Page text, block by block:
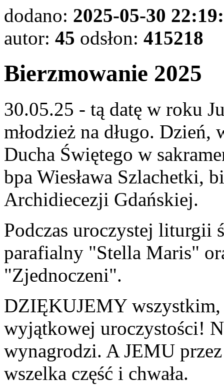
dodano: 2025-05-30
autor: 45 odsłon: 415218
Bierzmowanie 2025
30.05.25 - tą datę w roku
młodzież na długo.
Ducha Świętego w
bpa Wiesława Szlachetki,
Archidiecezji Gdańskiej.
Podczas uroczystej liturgii
parafialny "Stella Maris"
"Zjednoczeni".
DZIĘKUJEMY
wyjątkowej uroczystości!
wynagrodzi. A JEMU
wszelka część i chwała.